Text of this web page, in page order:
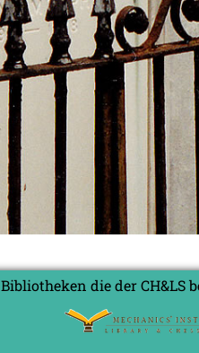
Bibliotheken die der CH&LS